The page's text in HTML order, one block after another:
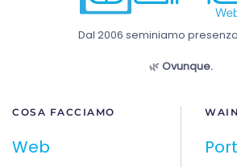
Dal 2006 seminiamo
🌿 Ovunque.
COSA FACCIAMO
Web